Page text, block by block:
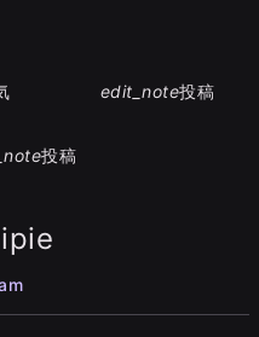
edit_note投稿
投稿